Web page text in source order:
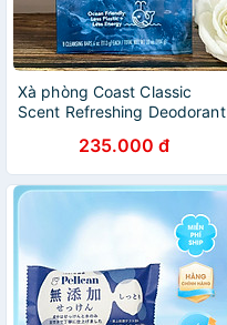
Xà phòng Coast Classic
Scent Refreshing Deodorant
khẩu Mỹ235.000 đ